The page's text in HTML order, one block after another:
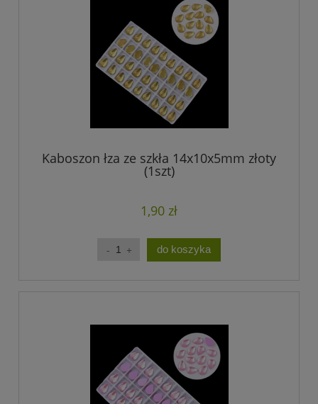
Kaboszon łza ze szkła 14x10x5mm złoty
(1szt)
1,90 zł
do koszyka